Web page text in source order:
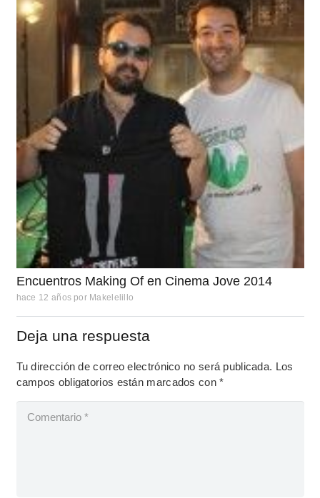
Encuentros Making Of en Cinema Jove 2014
hace 12 años por Makelelillo
Deja una respuesta
Tu dirección de correo electrónico no será publicada. Los
campos obligatorios están marcados con*